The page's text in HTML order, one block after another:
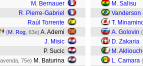
M. Bernauer
R. Pierre-Gabriel
Raúl Torrente
(M. Rog , 63e) A. Ademi
J. Misic
P. Sucic
75e) M. Baturina
M. Salisu
Vanderson
T.
A. Golovin (
D. Zakaria
M.
L. Camara (